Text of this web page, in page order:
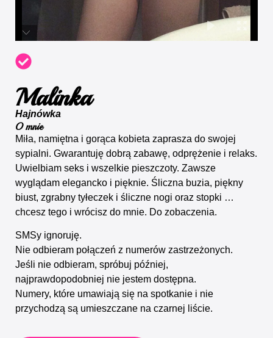
Malinka
Hajnówka
O mnie
Miła, namiętna i gorąca kobieta zaprasza do swojej
sypialni. Gwarantuję dobrą zabawę, odprężenie i relaks.
Uwielbiam seks i wszelkie pieszczoty. Zawsze
wyglądam elegancko i pięknie. Śliczna buzia, piękny
biust, zgrabny tyłeczek i śliczne nogi oraz stopki …
chcesz tego i wrócisz do mnie. Do zobaczenia.
SMSy ignoruję.
Nie odbieram połączeń z numerów zastrzeżonych.
Jeśli nie odbieram, spróbuj później,
najprawdopodobniej nie jestem dostępna.
Numery, które umawiają się na spotkanie i nie
przychodzą są umieszczane na czarnej liście.